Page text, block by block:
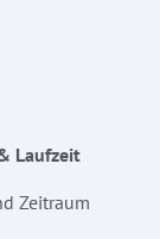
Laufzeit
Zeitraum